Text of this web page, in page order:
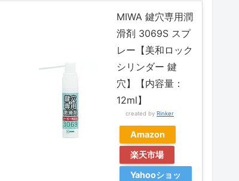
MIWA 鍵穴専用潤
滑剤 3069S スプ
レー【美和ロック
シリンダー 鍵
穴】【内容量：
12ml】
created by Rinker
Amazon
楽天市場
Yahooショッ